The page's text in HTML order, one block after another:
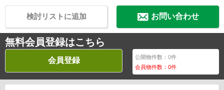
お問い合わせ
検討リストに追加
無料会員登録はこちら
会員登録 公開物件数：0件
会員物件数：0件